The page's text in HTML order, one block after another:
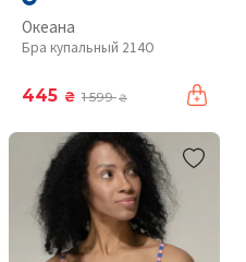
Океана
Бра купальный 214O
445 ₴ 1 599₴